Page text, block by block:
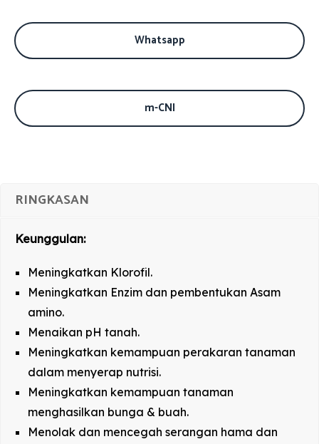
Whatsapp
m-CNI
RINGKASAN
Keunggulan:
Meningkatkan Klorofil.
Meningkatkan Enzim dan pembentukan Asam
amino.
Menaikan pH tanah.
Meningkatkan kemampuan perakaran tanaman
dalam menyerap nutrisi.
Meningkatkan kemampuan tanaman
menghasilkan bunga & buah.
Menolak dan mencegah serangan hama dan